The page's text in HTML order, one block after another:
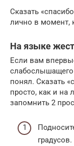
Сказать
лично в момент,
На языке
Если вам
слабослышащего
понял. Сказать
просто, как и на
запомнить 2
градусов.